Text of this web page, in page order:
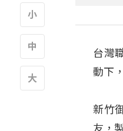
台灣
動下
新竹
友，